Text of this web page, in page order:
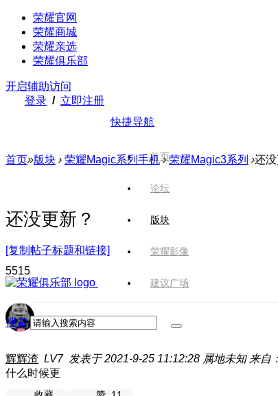
荣耀官网
荣耀商城
荣耀亲选
荣耀俱乐部
开启辅助访问
登录 / 立即注册
快捷导航
首页
论坛
版块
荣耀影像
建议广场
搜索
首页»版块 › 荣耀Magic系列手机 › 荣耀Magic3系列 ›还没
还没更新？
[复制帖子标题和链接]
5515
辉辉渣 LV7 发表于 2021-9-25 11:12:28 属地未知 来自
什么时候更